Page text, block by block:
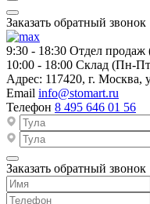
Заказать обратный звонок
9:30 - 18:30 Отдел
10:00 - 18:00 Склад (Пн-
Адрес: 117420, г. Москва,
Email info@stomart.ru
Телефон 8 495 646 01 56
Заказать обратный звонок